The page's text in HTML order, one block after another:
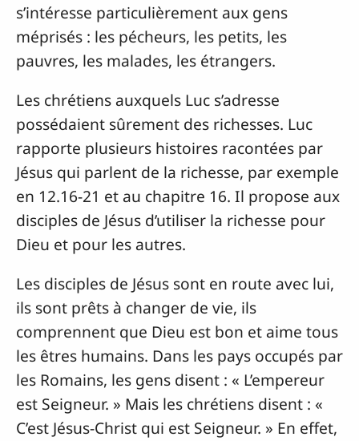
s’intéresse particulièrement aux gens
méprisés : les pécheurs, les petits, les
pauvres, les malades, les étrangers.
Les chrétiens auxquels Luc s’adresse
possédaient sûrement des richesses. Luc
rapporte plusieurs histoires racontées par
Jésus qui parlent de la richesse, par exemple
en 12.16-21 et au chapitre 16. Il propose aux
disciples de Jésus d’utiliser la richesse pour
Dieu et pour les autres.
Les disciples de Jésus sont en route avec lui,
ils sont prêts à changer de vie, ils
comprennent que Dieu est bon et aime tous
les êtres humains. Dans les pays occupés par
les Romains, les gens disent : « L’empereur
est Seigneur. » Mais les chrétiens disent : «
C’est Jésus-Christ qui est Seigneur. » En effet,